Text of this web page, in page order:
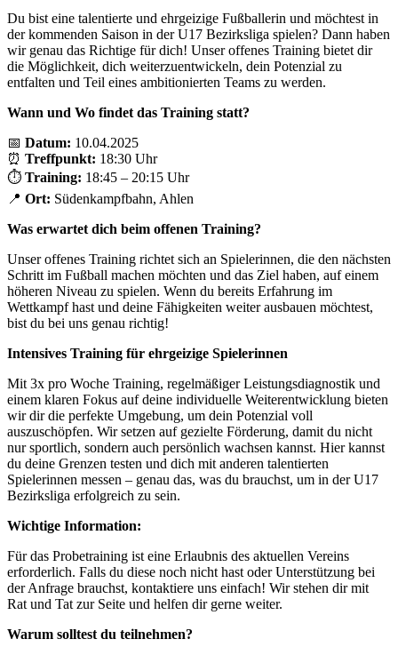
Du bist eine talentierte und ehrgeizige Fußballerin und möchtest in
der kommenden Saison in der U17 Bezirksliga spielen? Dann haben
wir genau das Richtige für dich! Unser offenes Training bietet dir
die Möglichkeit, dich weiterzuentwickeln, dein Potenzial zu
entfalten und Teil eines ambitionierten Teams zu werden.
Wann und Wo findet das Training statt?
📅 Datum: 10.04.2025
⏰ Treffpunkt: 18:30 Uhr
⏱ Training: 18:45 – 20:15 Uhr
📍 Ort: Südenkampfbahn, Ahlen
Was erwartet dich beim offenen Training?
Unser offenes Training richtet sich an Spielerinnen, die den nächsten
Schritt im Fußball machen möchten und das Ziel haben, auf einem
höheren Niveau zu spielen. Wenn du bereits Erfahrung im
Wettkampf hast und deine Fähigkeiten weiter ausbauen möchtest,
bist du bei uns genau richtig!
Intensives Training für ehrgeizige Spielerinnen
Mit 3x pro Woche Training, regelmäßiger Leistungsdiagnostik und
einem klaren Fokus auf deine individuelle Weiterentwicklung bieten
wir dir die perfekte Umgebung, um dein Potenzial voll
auszuschöpfen. Wir setzen auf gezielte Förderung, damit du nicht
nur sportlich, sondern auch persönlich wachsen kannst. Hier kannst
du deine Grenzen testen und dich mit anderen talentierten
Spielerinnen messen – genau das, was du brauchst, um in der U17
Bezirksliga erfolgreich zu sein.
Wichtige Information:
Für das Probetraining ist eine Erlaubnis des aktuellen Vereins
erforderlich. Falls du diese noch nicht hast oder Unterstützung bei
der Anfrage brauchst, kontaktiere uns einfach! Wir stehen dir mit
Rat und Tat zur Seite und helfen dir gerne weiter.
Warum solltest du teilnehmen?